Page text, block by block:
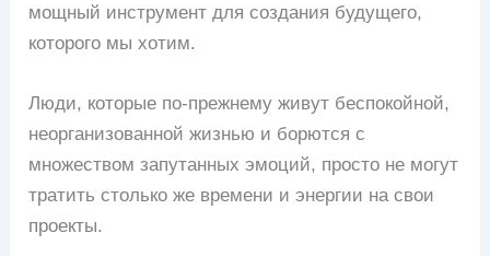
мощный инструмент для создания будущего,
которого мы хотим.
Люди, которые по-прежнему живут беспокойной,
неорганизованной жизнью и борются с
множеством запутанных эмоций, просто не могут
тратить столько же времени и энергии на свои
проекты.